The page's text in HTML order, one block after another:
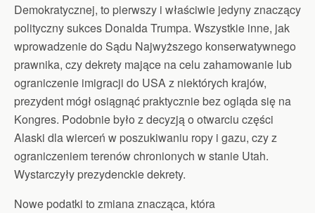
Demokratycznej, to pierwszy i właściwie jedyny znaczący
polityczny sukces Donalda Trumpa. Wszystkie inne, jak
wprowadzenie do Sądu Najwyższego konserwatywnego
prawnika, czy dekrety mające na celu zahamowanie lub
ograniczenie imigracji do USA z niektórych krajów,
prezydent mógł osiągnąć praktycznie bez ogląda się na
Kongres. Podobnie było z decyzją o otwarciu części
Alaski dla wierceń w poszukiwaniu ropy i gazu, czy z
ograniczeniem terenów chronionych w stanie Utah.
Wystarczyły prezydenckie dekrety.
Nowe podatki to zmiana znacząca, która